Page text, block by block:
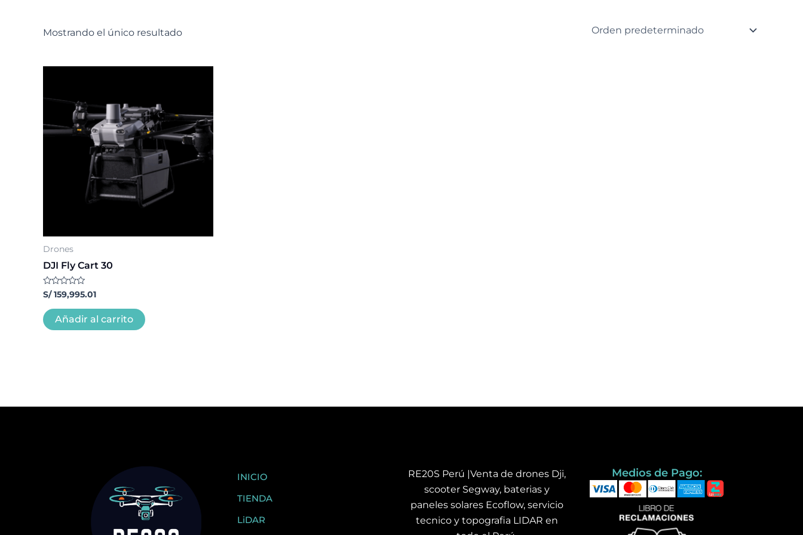
Mostrando el único resultado
Drones
DJI Fly Cart 30
Valorado
con
de
5
S/159,995.01
Añadir al carrito
INICIO
TIENDA
LiDAR
RE20S Perú |Venta de drones Dji,
scooter Segway, baterias y
paneles solares Ecoflow, servicio
tecnico y topografia LIDAR en
Medios de Pago: